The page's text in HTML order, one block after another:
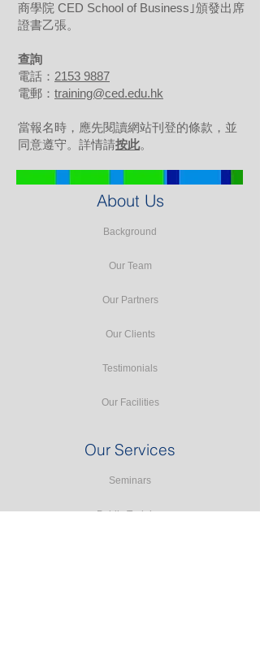
商學院 CED School of Business｣頒發出席
證書乙張。
查詢
電話： 2153 9887
電郵： training@ced.edu.hk
當報名時，應先閱讀網站刊登的條款，並
同意遵守。詳情請按此。
About Us
Background
Our Team
Our Partners
Our Clients
Testimonials
Our Facilities
Our Services
Seminars
Public Training